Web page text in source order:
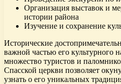
Организация выставок и
истории района
Изучение и сохранение
Исторические
важной частью его культурного
множество туристов и
Спасской церкви позволяет
узнать о его уникальных